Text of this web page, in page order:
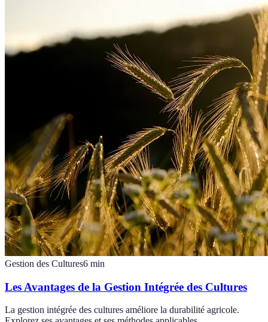
Gestion des Cultures6 min
Les Avantages de la Gestion Intégrée des Cultures
La gestion intégrée des cultures améliore la durabilité agricole.